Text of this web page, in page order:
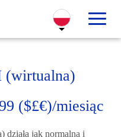
(wirtualna)
($£€)/miesiąc
jak normalna i